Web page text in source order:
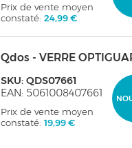
Prix de vente moyen
constaté:24,99 €
Qdos - VERRE
SKU: QDS07661
EAN: 5061008407661
Prix de vente moyen
constaté:19,99 €